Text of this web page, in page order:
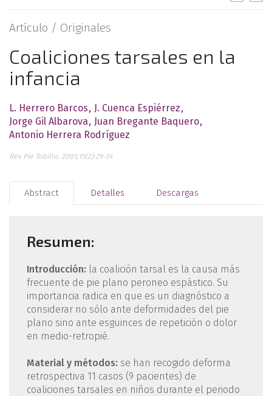
Artículo / Originales
Coaliciones tarsales en la
infancia
L. Herrero Barcos
J. Cuenca Espiérrez
Jorge Gil Albarova
Juan Bregante Baquero
Antonio Herrera Rodríguez
Rev Pie Tobillo. 2001;15(2):29-34
Abstract Detalles Descargas
Resumen:
Introducción: la coalición tarsal es la causa más
frecuente de pie plano peroneo espástico. Su
importancia radica en que es un diagnóstico a
considerar no sólo ante deformidades del pie
plano sino ante esguinces de repetición o dolor
en medio-retropié.
Material y métodos: se han recogido deforma
retrospectiva 11 casos (9 pacientes) de
coaliciones tarsales en niños durante el periodo